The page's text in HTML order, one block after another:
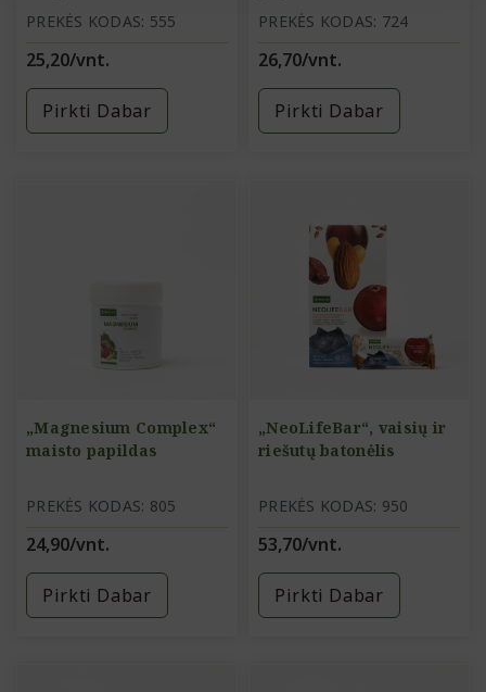
papildas
PREKĖS KODAS: 555
25,20/vnt.
Pirkti Dabar
PREKĖS KODAS: 724
26,70/vnt.
Pirkti Dabar
„Magnesium Complex“
maisto papildas
PREKĖS KODAS: 805
24,90/vnt.
Pirkti Dabar
„NeoLifeBar“, vaisių ir
riešutų batonėlis
PREKĖS KODAS: 950
53,70/vnt.
Pirkti Dabar